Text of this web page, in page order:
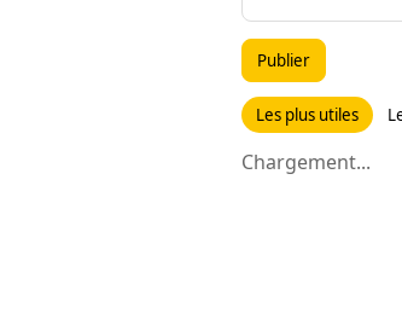
Publier
Les plus utiles
Chargement...